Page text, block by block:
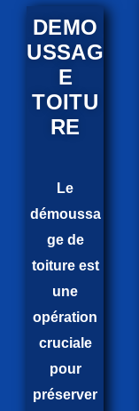
DEMO
USSAG
E
TOITU
RE
Le
démoussa
ge de
toiture est
une
opération
cruciale
pour
préserver